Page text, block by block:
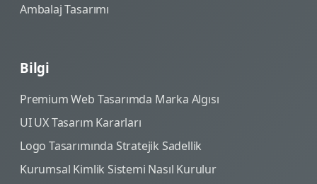
Ambalaj Tasarımı
Bilgi
Premium Web Tasarımda Marka Algısı
UI UX Tasarım Kararları
Logo Tasarımında Stratejik Sadellik
Kurumsal Kimlik Sistemi Nasıl Kurulur